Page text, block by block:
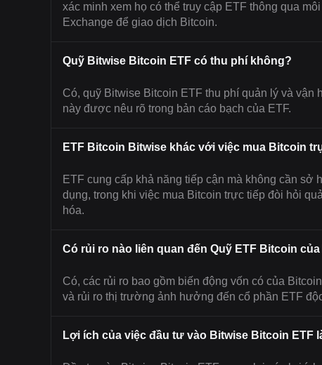
xác minh xem họ có thể truy cập ETF thông qua
Exchange để giao dịch Bitcoin.
Quỹ Bitwise Bitcoin ETF có thu phí không?
Có, quỹ Bitwise Bitcoin ETF thu phí quản lý và vận
này được nêu rõ trong bản cáo bạch của ETF.
ETF Bitcoin Bitwise khác với việc mua Bitcoin
ETF cung cấp khả năng tiếp cận mà không cần
dụng, trong khi việc mua Bitcoin trực tiếp đòi hỏi
hóa.
Có rủi ro nào liên quan đến Quỹ ETF Bitcoin
Có, các rủi ro bao gồm biến động vốn có của
và rủi ro thị trường ảnh hưởng đến cổ phần ETF
Lợi ích của việc đầu tư vào Bitwise Bitcoin ETF